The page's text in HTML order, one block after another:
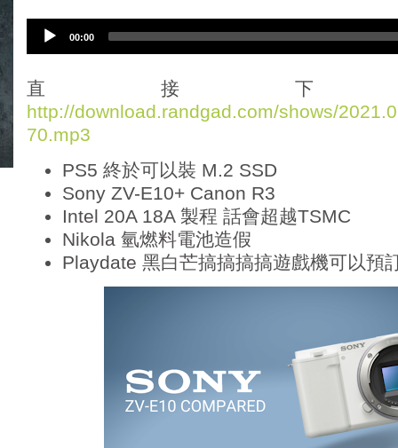
i
o
P
l
00:00
直接
http://download.randgad.com/shows/
70.mp3
PS5 終於可以裝 M.2 SSD
Sony ZV-E10+ Canon R3
Intel 20A 18A 製程 話會超越TSMC
Nikola 氫燃料電池造假
Playdate 黑白芒搞搞搞搞遊戲機可以預